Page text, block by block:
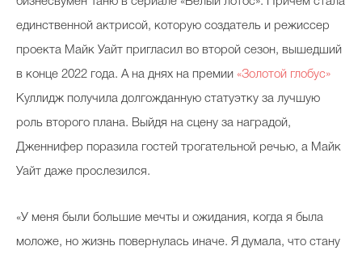
единственной актрисой, которую создатель и режиссер
проекта Майк Уайт пригласил во второй сезон, вышедший
в конце 2022 года. А на днях на премии «Золотой глобус»
Куллидж получила долгожданную статуэтку за лучшую
роль второго плана. Выйдя на сцену за наградой,
Дженнифер поразила гостей трогательной речью, а Майк
Уайт даже прослезился.
«У меня были большие мечты и ожидания, когда я была
моложе, но жизнь повернулась иначе. Я думала, что стану